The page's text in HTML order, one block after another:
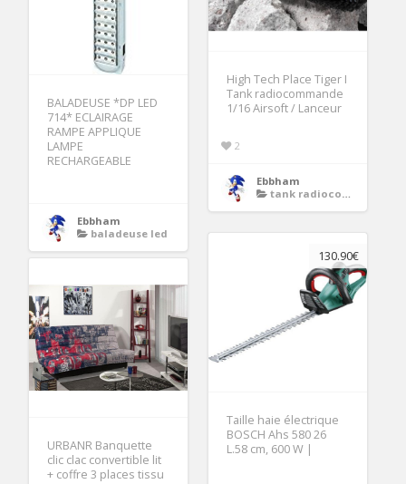
High Tech Place Tiger I
Tank radiocommande
1/16 Airsoft / Lanceur
2
Ebbham
tank radiocommande
BALADEUSE *DP LED
714* ECLAIRAGE
RAMPE APPLIQUE
LAMPE
RECHARGEABLE
Ebbham
baladeuse led
130.90€
Taille haie électrique
BOSCH Ahs 580 26
L.58 cm, 600 W |
URBANR Banquette
clic clac convertible lit
+ coffre 3 places tissu